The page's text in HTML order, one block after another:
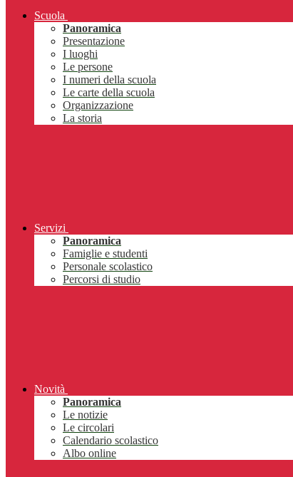
Scuola
Panoramica
Presentazione
I luoghi
Le persone
I numeri della scuola
Le carte della scuola
Organizzazione
La storia
Servizi
Panoramica
Famiglie e studenti
Personale scolastico
Percorsi di studio
Novità
Panoramica
Le notizie
Le circolari
Calendario scolastico
Albo online